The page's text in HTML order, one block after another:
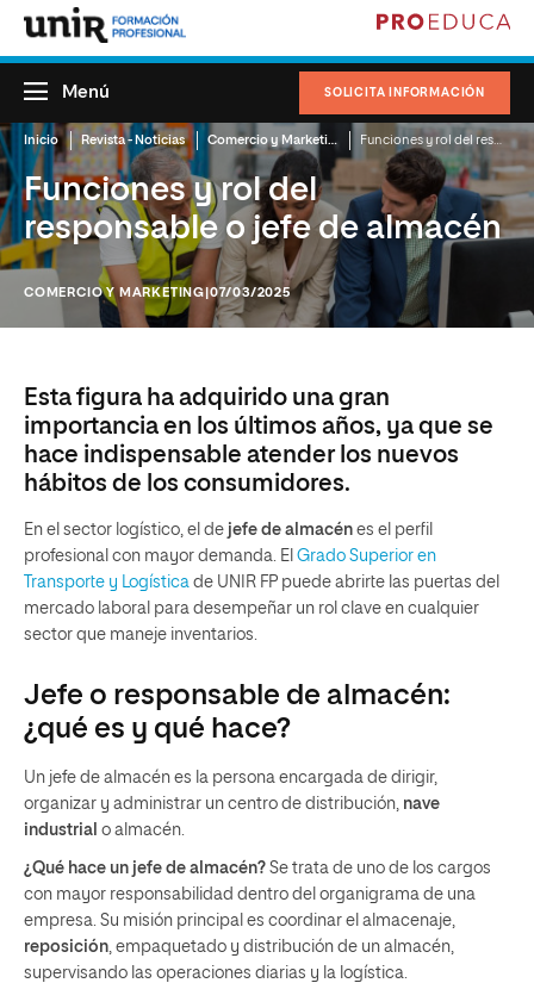
SOLICITA INFORMACIÓN
Menú
Inicio Revista - Noticias Comercio y Marketing
Funciones y rol del
responsable o jefe de almacén
COMERCIO Y MARKETING |07/03/2025
Esta figura ha adquirido una gran
importancia en los últimos años, ya que se
hace indispensable atender los nuevos
hábitos de los consumidores.
En el sector logístico, el de jefe de almacén es el perfil
profesional con mayor demanda. El Grado Superior en
Transporte y Logística de UNIR FP puede abrirte las puertas del
mercado laboral para desempeñar un rol clave en cualquier
sector que maneje inventarios.
Jefe o responsable de almacén:
¿qué es y qué hace?
Un jefe de almacén es la persona encargada de dirigir,
organizar y administrar un centro de distribución, nave
industrial o almacén.
¿Qué hace un jefe de almacén? Se trata de uno de los cargos
con mayor responsabilidad dentro del organigrama de una
empresa. Su misión principal es coordinar el almacenaje,
reposición, empaquetado y distribución de un almacén,
supervisando las operaciones diarias y la logística.